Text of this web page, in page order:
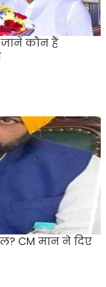
जानें कौन हैं
CM मान ने दिए